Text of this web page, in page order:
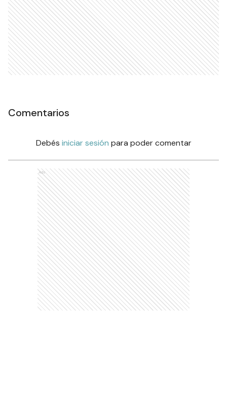
Comentarios
Debés iniciar sesión para poder comentar
Ads